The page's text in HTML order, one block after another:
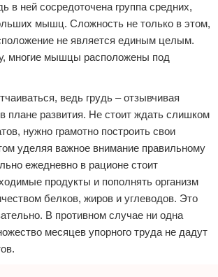
в ней сосредоточена группа средних,
мышц. Сложность не только в этом,
не является единым целым.
многие мышцы расположены под
ведь грудь – отзывчивая
плане развития. Не стоит ждать слишком
нужно грамотно построить свои
уделяя важное внимание правильному
ежедневно в рационе стоит
продукты и пополнять организм
белков, жиров и углеводов. Это
В противном случае ни одна
месяцев упорного труда не дадут